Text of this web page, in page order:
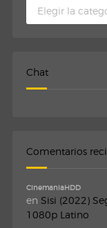
Chat
Comentarios
CinemaniaHDD
en Sisi (2022)
1080p Latino